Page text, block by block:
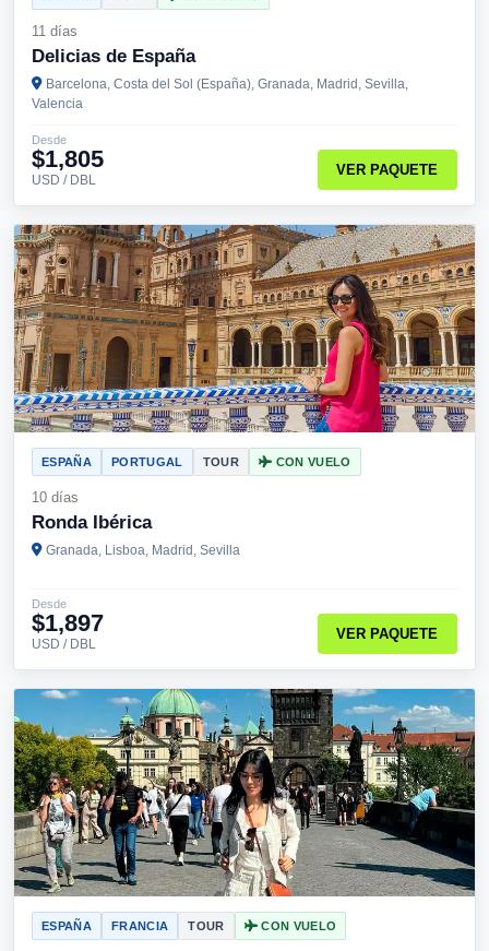
11 días
Delicias de España
Barcelona, Costa del Sol (España), Granada, Madrid, Sevilla,
Valencia
Desde
$1,805
USD / DBL
VER PAQUETE
ESPAÑA PORTUGAL TOUR CON VUELO
10 días
Ronda Ibérica
Granada, Lisboa, Madrid, Sevilla
Desde
$1,897
USD / DBL
VER PAQUETE
ESPAÑA FRANCIA TOUR CON VUELO